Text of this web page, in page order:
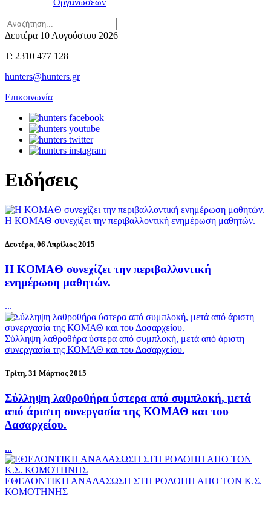
Οργανώσεων
Δευτέρα 10 Αυγούστου 2026
T: 2310 477 128
hunters@hunters.gr
Επικοινωνία
Ειδήσεις
H KOMAΘ συνεχίζει την περιβαλλοντική ενημέρωση μαθητών.
Δευτέρα, 06 Απρίλιος 2015
H KOMAΘ συνεχίζει την περιβαλλοντική
ενημέρωση μαθητών.
...
Σύλληψη λαθροθήρα ύστερα από συμπλοκή, μετά από άριστη
συνεργασία της ΚΟΜΑΘ και του Δασαρχείου.
Τρίτη, 31 Μάρτιος 2015
Σύλληψη λαθροθήρα ύστερα από συμπλοκή, μετά
από άριστη συνεργασία της ΚΟΜΑΘ και του
Δασαρχείου.
...
ΕΘΕΛΟΝΤΙΚΗ ΑΝΑΔΑΣΩΣΗ ΣΤΗ ΡΟΔΟΠΗ ΑΠΟ ΤΟΝ Κ.Σ.
ΚΟΜΟΤΗΝΗΣ